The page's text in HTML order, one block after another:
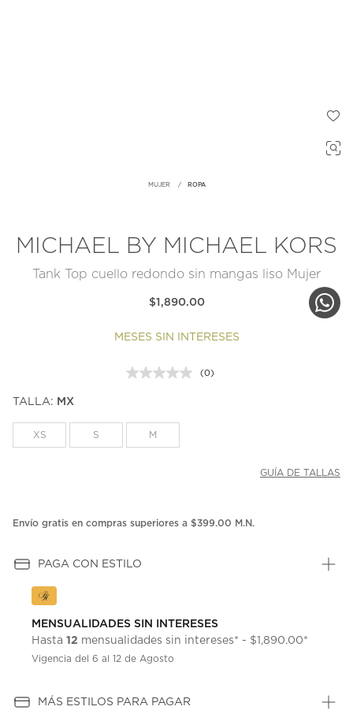
MUJER ROPA
MICHAEL BY MICHAEL KORS
Tank Top cuello redondo sin mangas liso Mujer
$1,890.00
MESES SIN INTERESES
Sin
(0)
TALLA: MX
XS S M
GUÍA DE TALLAS
Envío gratis en compras superiores a $399.00 M.N.
PAGA CON ESTILO
MENSUALIDADES SIN INTERESES
Hasta 12 mensualidades sin intereses* - $1,890.00*
Vigencia del 6 al 12 de Agosto
MÁS ESTILOS PARA PAGAR